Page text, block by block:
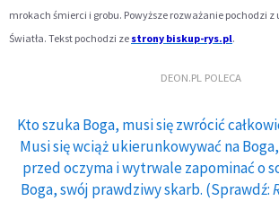
mrokach śmierci i grobu. Powyższe rozważanie pochodzi z
Światła. Tekst pochodzi ze strony biskup-rys.pl.
DEON.PL POLECA
Kto szuka Boga, musi się zwrócić
Musi się wciąż ukierunkowywać na
przed oczyma i wytrwale zapominać o
Boga, swój prawdziwy skarb. (Sprawdź: